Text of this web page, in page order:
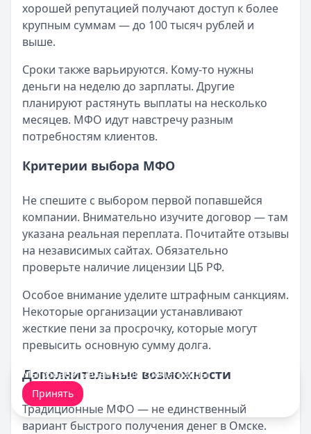
хорошей репутацией получают доступ к более
крупным суммам — до 100 тысяч рублей и
выше.
Сроки также варьируются. Кому-то нужны
деньги на неделю до зарплаты. Другие
планируют растянуть выплаты на несколько
месяцев. МФО идут навстречу разным
потребностям клиентов.
Критерии выбора МФО
Не спешите с выбором первой попавшейся
компании. Внимательно изучите договор — там
указана реальная переплата. Почитайте отзывы
на независимых сайтах. Обязательно
проверьте наличие лицензии ЦБ РФ.
Особое внимание уделите штрафным санкциям.
Некоторые организации устанавливают
жесткие пени за просрочку, которые могут
превысить основную сумму долга.
Дополнительные возможности
Традиционные МФО — не единственный
вариант быстрого получения денег в Омске.
Мы обрабатываем ваши cookie-файлы.
Принять